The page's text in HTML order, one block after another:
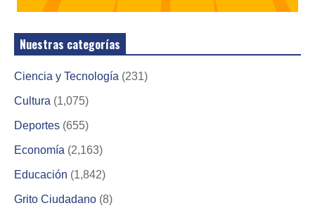
Nuestras categorías
Ciencia y Tecnología (231)
Cultura (1,075)
Deportes (655)
Economía (2,163)
Educación (1,842)
Grito Ciudadano (8)